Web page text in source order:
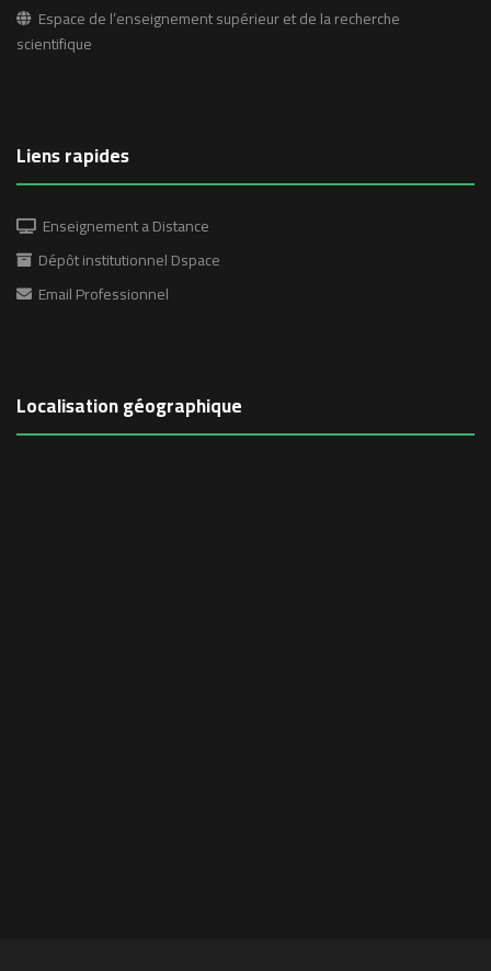
Espace de l’enseignement supérieur et de la recherche
scientifique
Liens rapides
Enseignement a Distance
Dépôt institutionnel Dspace
Email Professionnel
Localisation géographique